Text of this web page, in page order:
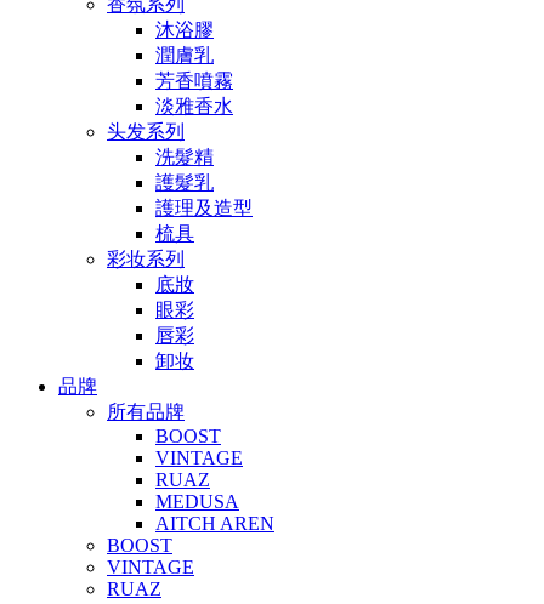
沐浴膠
潤膚乳
芳香噴霧
淡雅香水
头发系列
洗髮精
護髮乳
護理及造型
梳具
彩妆系列
底妝
眼彩
唇彩
卸妆
品牌
所有品牌
BOOST
VINTAGE
RUAZ
MEDUSA
AITCH AREN
BOOST
VINTAGE
RUAZ